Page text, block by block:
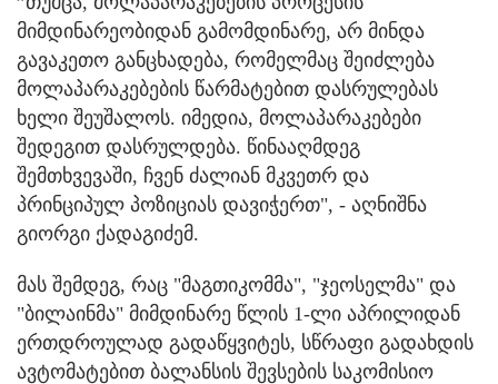
მიმდინარეობიდან გამომდინარე, არ მინდა
გავაკეთო განცხადება, რომელმაც შეიძლება
მოლაპარაკებების წარმატებით დასრულებას
ხელი შეუშალოს. იმედია, მოლაპარაკებები
შედეგით დასრულდება. წინააღმდეგ
შემთხვევაში, ჩვენ ძალიან მკვეთრ და
პრინციპულ პოზიციას დავიჭერთ", - აღნიშნა
გიორგი ქადაგიძემ.
მას შემდეგ, რაც "მაგთიკომმა", "ჯეოსელმა" და
"ბილაინმა" მიმდინარე წლის 1-ლი აპრილიდან
ერთდროულად გადაწყვიტეს, სწრაფი გადახდის
ავტომატებით ბალანსის შევსების საკომისიო